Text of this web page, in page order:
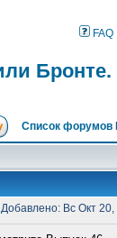
FAQ
Список форумов
Добавлено: Вс Окт